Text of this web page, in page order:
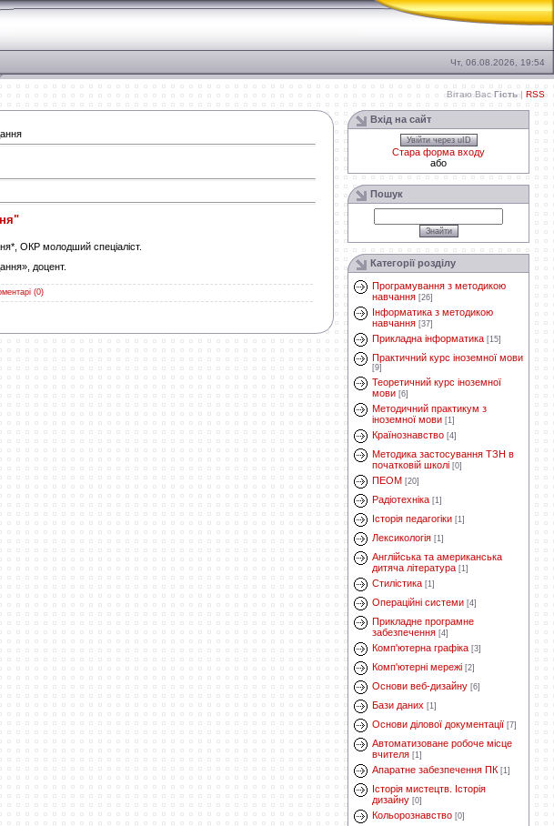
Чт, 06.08.2026, 19:54
Вітаю Вас Гість | RSS
ОКР молодший спеціаліст.
доцент.
(0)
Вхід на сайт
Увійти через uID
Стара форма входу
або
Пошук
Категорії розділу
Програмування з методикою
навчання [26]
Інформатика з методикою
навчання [37]
Прикладна інформатика [15]
Практичний курс іноземної мови
[9]
Теоретичний курс іноземної
мови [6]
Методичний практикум з
іноземної мови [1]
Країнознавство [4]
Методика застосування ТЗН в
початковій школі [0]
ПЕОМ [20]
Радіотехніка [1]
Історія педагогіки [1]
Лексикологія [1]
Англійська та американська
дитяча література [1]
Стилістика [1]
Операційні системи [4]
Прикладне програмне
забезпечення [4]
Комп'ютерна графіка [3]
Комп'ютерні мережі [2]
Основи веб-дизайну [6]
Бази даних [1]
Основи ділової документації [7]
Автоматизоване робоче місце
вчителя [1]
Апаратне забезпечення ПК [1]
Історія мистецтв. Історія
дизайну [0]
Кольорознавство [0]